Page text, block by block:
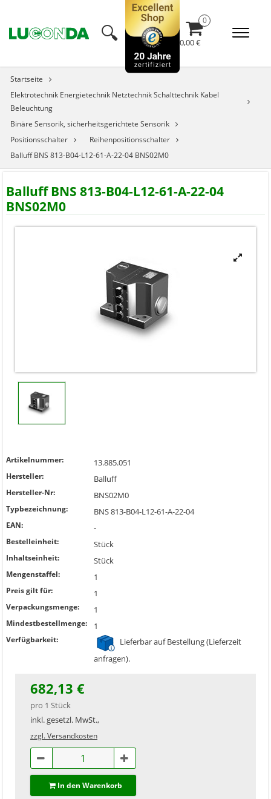
🔍︎ 0,00 €
Startseite
Elektrotechnik Energietechnik Netztechnik Schalttechnik Kabel
Beleuchtung
Binäre Sensorik, sicherheitsgerichtete Sensorik
Positionsschalter
Reihenpositionsschalter
Balluff BNS 813-B04-L12-61-A-22-04 BNS02M0
Balluff BNS 813-B04-L12-61-A-22-04
BNS02M0

Artikelnummer: 13.885.051
Hersteller: Balluff
Hersteller-Nr: BNS02M0
Typbezeichnung: BNS 813-B04-L12-61-A-22-04
EAN: -
Bestelleinheit: Stück
Inhaltseinheit: Stück
Mengenstaffel: 1
Preis gilt für: 1
Verpackungsmenge: 1
Mindestbestellmenge: 1
Verfügbarkeit:
Lieferbar auf Bestellung (Lieferzeit
anfragen).
682,13 €
pro 1 Stück
inkl. gesetzl. MwSt.,
zzgl. Versandkosten
In den Warenkorb